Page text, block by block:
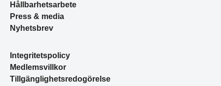
Hållbarhetsarbete
Press & media
Nyhetsbrev
Integritetspolicy
Medlemsvillkor
Tillgänglighetsredogörelse